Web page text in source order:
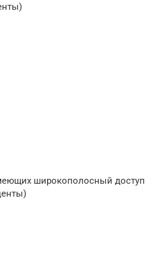
широкополосный доступ